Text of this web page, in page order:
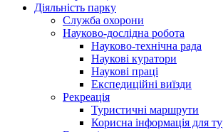
Діяльність парку
Служба охорони
Науково-дослідна робота
Науково-технічна рада
Наукові куратори
Наукові праці
Експедиційні виїзди
Рекреація
Туристичні маршрути
Корисна інформація для